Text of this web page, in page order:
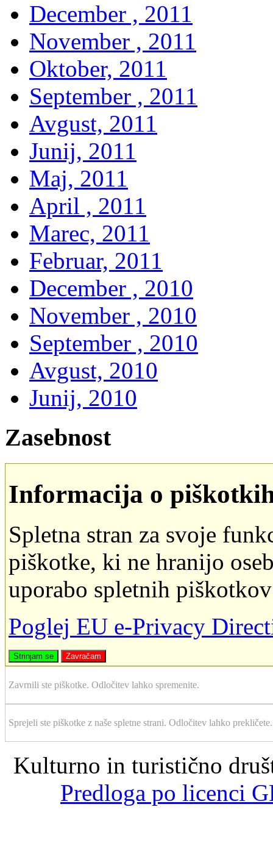
December , 2011
November , 2011
Oktober, 2011
September , 2011
Avgust, 2011
Junij, 2011
Maj, 2011
April , 2011
Marec, 2011
Februar, 2011
December , 2010
November , 2010
September , 2010
Avgust, 2010
Junij, 2010
Zasebnost
Informacija o
Spletna stran za svoje
piškotke, ki ne hranijo
uporabo spletnih
Poglej EU e-Privacy
Strinjam se Zavračam
Zavrnili ste piškotke. Odločitev lahko spremenite.
Sprejeli ste piškotke z naše spletne strani. Odločitev lahko prekličete.
Kulturno in turistično
Predloga po licenci